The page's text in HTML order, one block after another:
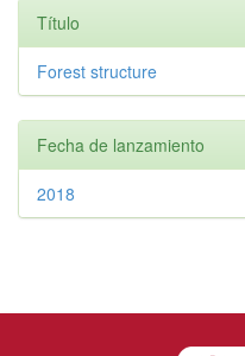
Título
Forest structure
Fecha de lanzamiento
2018